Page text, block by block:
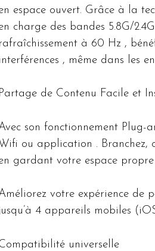
espace ouvert. Grâce à la
charge des bandes 5.8G/
rafraîchissement à 60 Hz ,
, même dans les
Partage de Contenu Facile et
son fonctionnement Plug-
ou application . Branchez,
gardant votre espace
votre expérience de
4 appareils mobiles
universelle